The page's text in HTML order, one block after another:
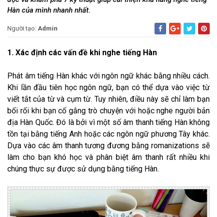
Hàn của mình nhanh nhất.
Người tạo: Admin
1. Xác định các vấn đề khi nghe tiếng Hàn
Phát âm tiếng Hàn khác với ngôn ngữ khác bằng nhiều cách.
Khi lần đầu tiên học ngôn ngữ, bạn có thể dựa vào việc từ
viết tắt của từ và cụm từ. Tuy nhiên, điều này sẽ chỉ làm bạn
bối rối khi bạn cố gắng trò chuyện với hoặc nghe người bản
địa Hàn Quốc. Đó là bởi vì một số âm thanh tiếng Hàn không
tồn tại bằng tiếng Anh hoặc các ngôn ngữ phương Tây khác.
Dựa vào các âm thanh tương đương bằng romanizations sẽ
làm cho bạn khó học và phân biệt âm thanh rất nhiều khi
chúng thực sự được sử dụng bằng tiếng Hàn.